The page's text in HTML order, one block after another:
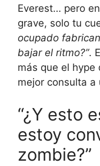
Everest… pero
grave, solo tu
ocupado
bajar el ritmo?”.
más que el hype
mejor consulta a
“¿Y esto
estoy
zombie?”